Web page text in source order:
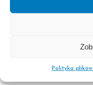
Polityka
Informacje